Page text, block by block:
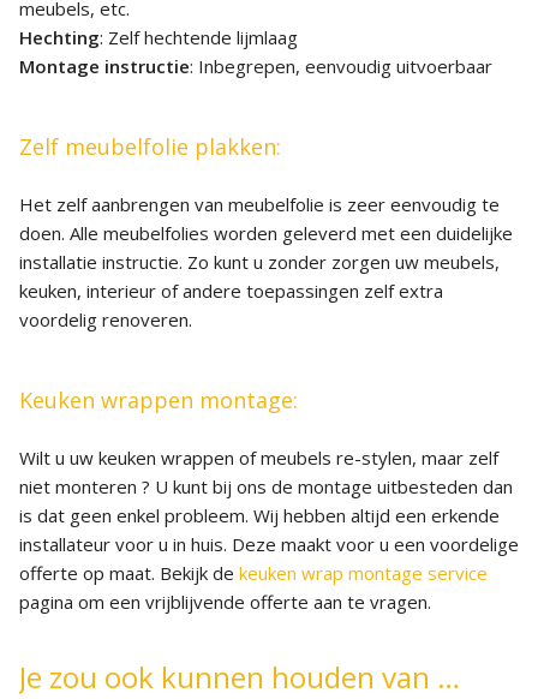
meubels, etc.
Hechting: Zelf hechtende lijmlaag
Montage instructie: Inbegrepen, eenvoudig uitvoerbaar
Zelf meubelfolie plakken:
Het zelf aanbrengen van meubelfolie is zeer eenvoudig te
doen. Alle meubelfolies worden geleverd met een duidelijke
installatie instructie. Zo kunt u zonder zorgen uw meubels,
keuken, interieur of andere toepassingen zelf extra
voordelig renoveren.
Keuken wrappen montage:
Wilt u uw keuken wrappen of meubels re-stylen, maar zelf
niet monteren ? U kunt bij ons de montage uitbesteden dan
is dat geen enkel probleem. Wij hebben altijd een erkende
installateur voor u in huis. Deze maakt voor u een voordelige
offerte op maat. Bekijk de keuken wrap montage service
pagina om een vrijblijvende offerte aan te vragen.
Je zou ook kunnen houden van …